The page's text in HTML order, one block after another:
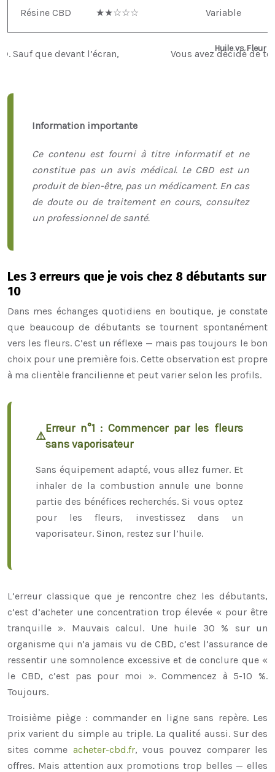
Huile vs Fleur
Résine CBD ★★☆☆☆ Variable
Information importante
Ce contenu est fourni à titre informatif et ne
constitue pas un avis médical. Le CBD est un
produit de bien-être, pas un médicament. En cas
de doute ou de traitement en cours, consultez
un professionnel de santé.
Les 3 erreurs que je vois chez 8 débutants sur
10
Dans mes échanges quotidiens en boutique, je constate
que beaucoup de débutants se tournent spontanément
vers les fleurs. C’est un réflexe — mais pas toujours le bon
choix pour une première fois. Cette observation est propre
à ma clientèle francilienne et peut varier selon les profils.
Erreur n°1 : Commencer par les fleurs
sans vaporisateur
Sans équipement adapté, vous allez fumer. Et
inhaler de la combustion annule une bonne
partie des bénéfices recherchés. Si vous optez
pour les fleurs, investissez dans un
vaporisateur. Sinon, restez sur l’huile.
L’erreur classique que je rencontre chez les débutants,
c’est d’acheter une concentration trop élevée « pour être
tranquille ». Mauvais calcul. Une huile 30 % sur un
organisme qui n’a jamais vu de CBD, c’est l’assurance de
ressentir une somnolence excessive et de conclure que «
le CBD, c’est pas pour moi ». Commencez à 5-10 %.
Toujours.
Troisième piège : commander en ligne sans repère. Les
prix varient du simple au triple. La qualité aussi. Sur des
sites comme acheter-cbd.fr, vous pouvez comparer les
offres. Mais attention aux promotions trop belles — elles